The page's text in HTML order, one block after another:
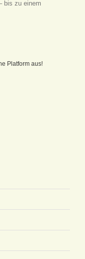
bis zu einem
Platform aus!